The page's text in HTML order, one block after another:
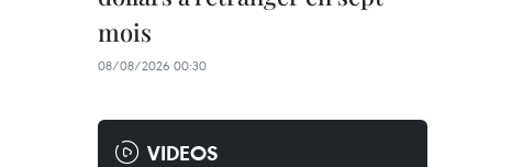
mois
08/08/2026 00:30
VIDEOS